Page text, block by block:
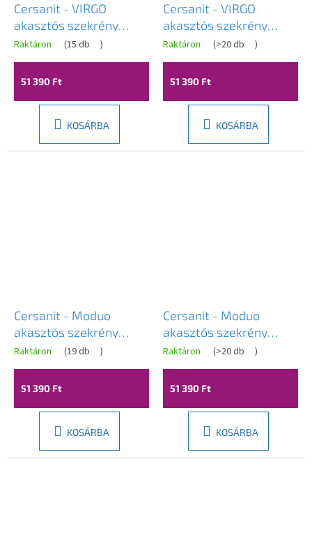
Cersanit - VIRGO
akasztós szekrény
40cm, fehér-króm,
S522-039
Raktáron (15 db )
51 390 Ft
KOSÁRBA
Cersanit - VIRGO
akasztós szekrény
40cm, fehér-fekete,
S522-036
Raktáron (>20 db )
51 390 Ft
KOSÁRBA
Cersanit - Moduo
akasztós szekrény
60cm, szürke fényű,
S929-015
Raktáron (19 db )
51 390 Ft
KOSÁRBA
Cersanit - Moduo
akasztós szekrény
60cm, fehér, S929-016
Raktáron (>20 db )
51 390 Ft
KOSÁRBA